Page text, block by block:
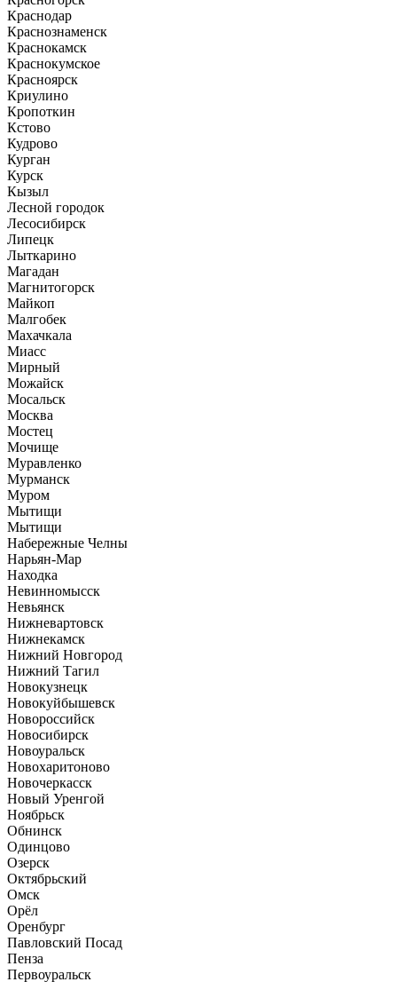
Краснодар
Краснознаменск
Краснокамск
Краснокумское
Красноярск
Криулино
Кропоткин
Кстово
Кудрово
Курган
Курск
Кызыл
Лесной городок
Лесосибирск
Липецк
Лыткарино
Магадан
Магнитогорск
Майкоп
Малгобек
Махачкала
Миасс
Мирный
Можайск
Мосальск
Москва
Мостец
Мочище
Муравленко
Мурманск
Муром
Мытищи
Мытищи
Набережные Челны
Нарьян-Мар
Находка
Невинномысск
Невьянск
Нижневартовск
Нижнекамск
Нижний Новгород
Нижний Тагил
Новокузнецк
Новокуйбышевск
Новороссийск
Новосибирск
Новоуральск
Новохаритоново
Новочеркасск
Новый Уренгой
Ноябрьск
Обнинск
Одинцово
Озерск
Октябрьский
Омск
Орёл
Оренбург
Павловский Посад
Пенза
Первоуральск